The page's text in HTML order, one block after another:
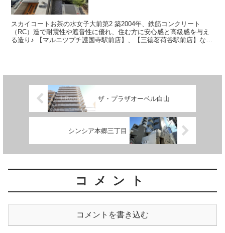
スカイコートお茶の水女子大前第2 築2004年、鉄筋コンクリート
（RC）造で耐震性や遮音性に優れ、住む方に安心感と高級感を与え
る造り♪ 【マルエツプチ護国寺駅前店】、【三徳茗荷谷駅前店】など
ザ・プラザオーベル白山
シンシア本郷三丁目
コメント
コメントを書き込む